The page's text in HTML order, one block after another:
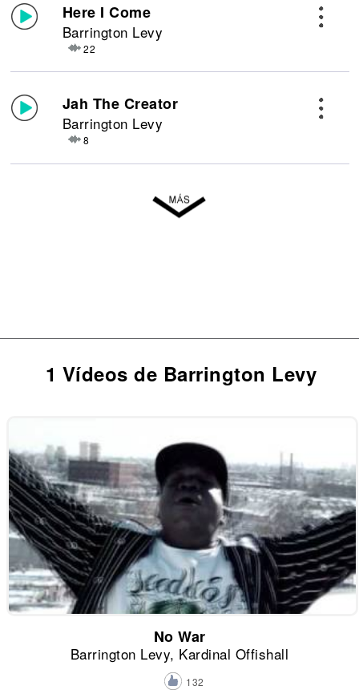
Here I Come
Barrington Levy
22
Jah The Creator
Barrington Levy
8
1 Vídeos de Barrington Levy
No War
Barrington Levy, Kardinal Offishall
132